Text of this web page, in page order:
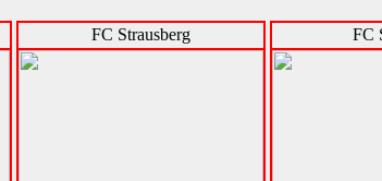
FC Strausberg FC